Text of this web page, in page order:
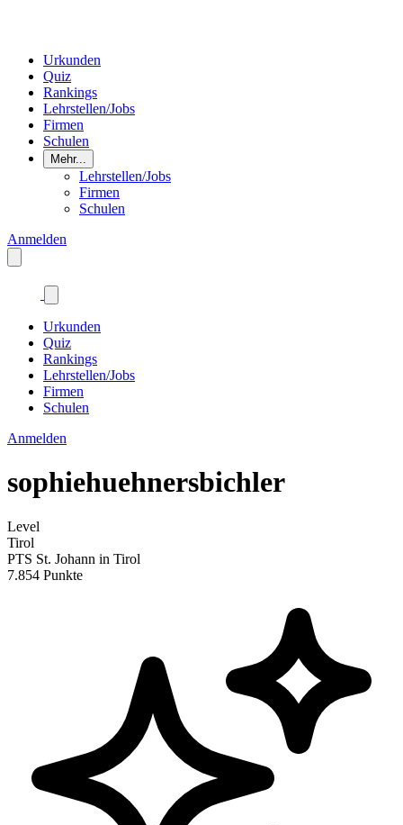
Urkunden
Quiz
Rankings
Lehrstellen/Jobs
Firmen
Schulen
Mehr...
Lehrstellen/Jobs
Firmen
Schulen
Anmelden
Urkunden
Quiz
Rankings
Lehrstellen/Jobs
Firmen
Schulen
Anmelden
sophiehuehnersbichler
Level
Tirol
PTS St. Johann in Tirol
7.854 Punkte